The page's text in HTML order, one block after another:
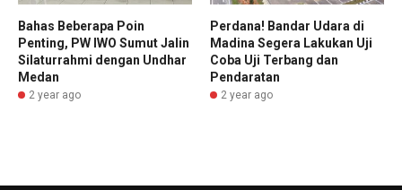
Bahas Beberapa Poin
Penting, PW IWO Sumut Jalin
Silaturrahmi dengan Undhar
Medan
2 year ago
Perdana! Bandar Udara di
Madina Segera Lakukan Uji
Coba Uji Terbang dan
Pendaratan
2 year ago